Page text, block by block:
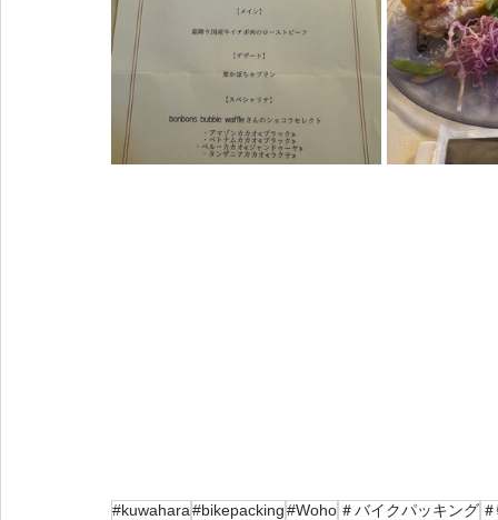
#kuwahara#bikepacking#Woho ＃バイクパッキング